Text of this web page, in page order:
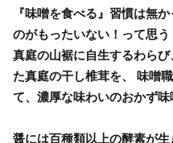
『味噌を食べる』習慣は無
のがもったいない！って思う
真庭の山裾に自生するわら
た真庭の干し椎茸を、 味噌
て、濃厚な味わいのおかず味
醤には百種類以上の酵素が